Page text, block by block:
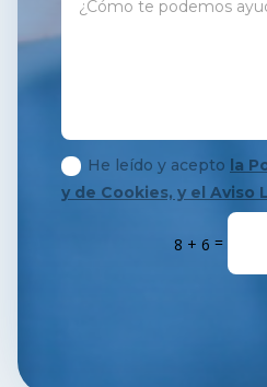
He leído y acepto la
y de Cookies, y el Aviso
8 + 6 =